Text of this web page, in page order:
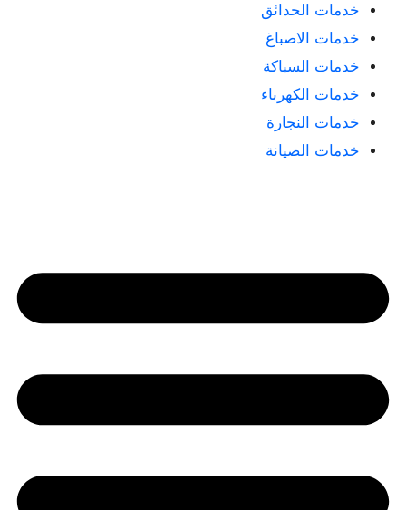
خدمات الحدائق
خدمات الاصباغ
خدمات السباكة
خدمات الكهرباء
خدمات النجارة
خدمات الصيانة